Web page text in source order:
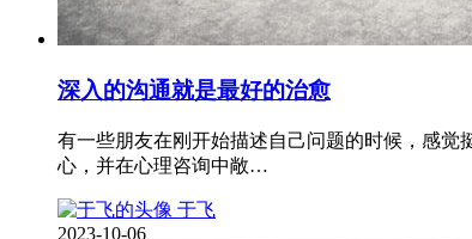
深入的沟通就是最好的治愈
有一些朋友在刚开始描述自己问题的时候，感
心，并在心理咨询中敞…
于飞
2023-10-06